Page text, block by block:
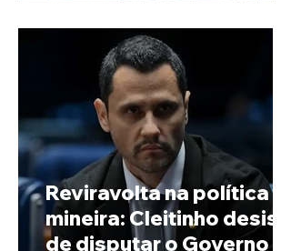
Reviravolta na política
mineira: Cleitinho desiste
de disputar o Governo de